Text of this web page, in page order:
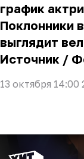
график
Поклонники
выглядит
Источник /
13 октября 14:00